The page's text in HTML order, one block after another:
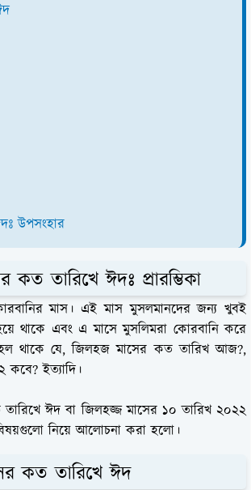
উপসংহার
তারিখে ঈদঃ প্রারম্ভিকা
মাস। এই মাস মুসলমানদের জন্য খুবই
থাকে এবং এ মাসে মুসলিমরা কোরবানি করে
থাকে যে, জিলহজ মাসের কত তারিখ আজ?,
ইত্যাদি।
ঈদ বা জিলহজ্জ মাসের ১০ তারিখ ২০২২
নিয়ে আলোচনা করা হলো।
কত তারিখে ঈদ